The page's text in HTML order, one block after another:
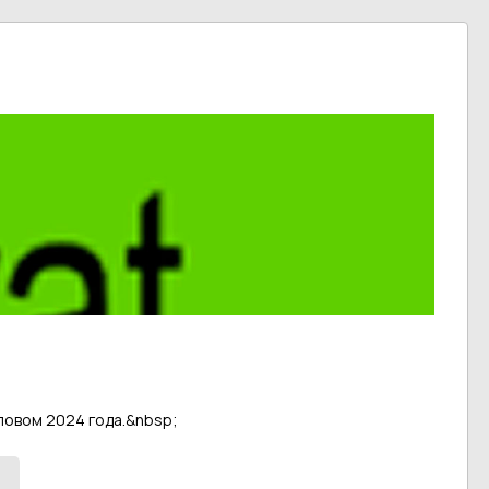
2024 года.&nbsp;